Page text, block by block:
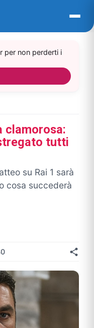
per non perderti i
clamorosa:
tutti
su Rai 1 sarà
cosa succederà